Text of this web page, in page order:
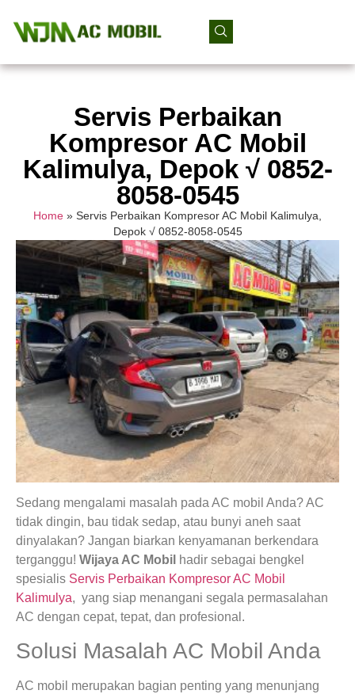
Servis Perbaikan
Kompresor AC Mobil
Kalimulya, Depok √ 0852-
8058-0545
Home » Servis Perbaikan Kompresor AC Mobil Kalimulya,
Depok √ 0852-8058-0545
Sedang mengalami masalah pada AC mobil Anda? AC
tidak dingin, bau tidak sedap, atau bunyi aneh saat
dinyalakan? Jangan biarkan kenyamanan berkendara
terganggu! Wijaya AC Mobil hadir sebagai bengkel
spesialis Servis Perbaikan Kompresor AC Mobil
Kalimulya, yang siap menangani segala permasalahan
AC dengan cepat, tepat, dan profesional.
Solusi Masalah AC Mobil Anda
AC mobil merupakan bagian penting yang menunjang